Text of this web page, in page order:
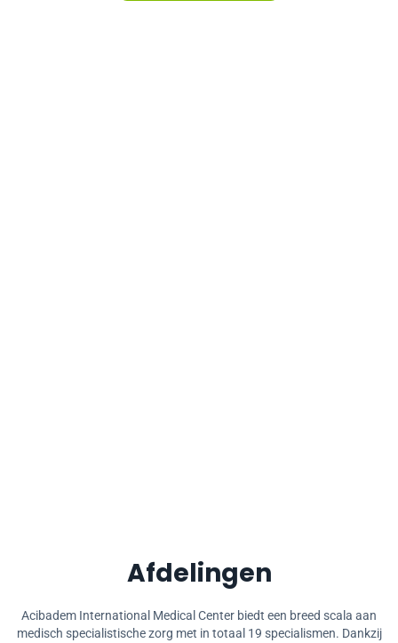
Afdelingen
Acibadem International Medical Center biedt een breed scala aan
medisch specialistische zorg met in totaal 19 specialismen. Dankzij